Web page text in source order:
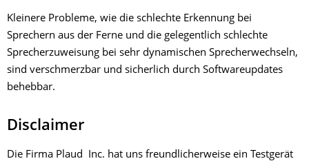
Kleinere Probleme, wie die schlechte Erkennung bei
Sprechern aus der Ferne und die gelegentlich schlechte
Sprecherzuweisung bei sehr dynamischen Sprecherwechseln,
sind verschmerzbar und sicherlich durch Softwareupdates
behebbar.
Disclaimer
Die Firma Plaud Inc. hat uns freundlicherweise ein Testgerät